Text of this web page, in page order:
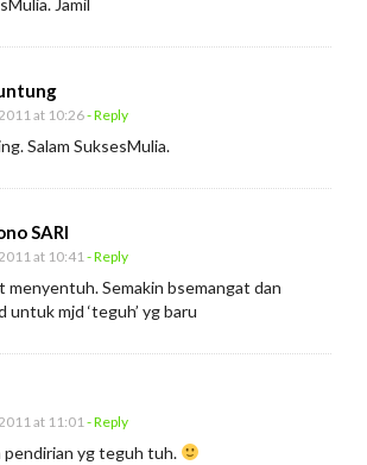
Jamil
at 10:26- Reply
Salam SuksesMulia.
SARI
at 10:41- Reply
menyentuh. Semakin bsemangat dan
untuk mjd ‘teguh’ yg baru
at 11:01- Reply
pendirian yg teguh tuh.